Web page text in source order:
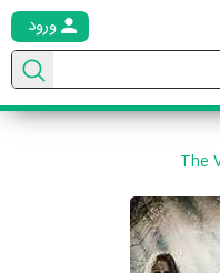
ورود